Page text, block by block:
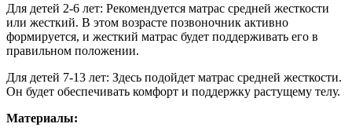
Для детей 2-6 лет: Рекомендуется матрас средней жесткости
или жесткий. В этом возрасте позвоночник активно
формируется, и жесткий матрас будет поддерживать его в
правильном положении.
Для детей 7-13 лет: Здесь подойдет матрас средней жесткости.
Он будет обеспечивать комфорт и поддержку растущему телу.
Материалы: